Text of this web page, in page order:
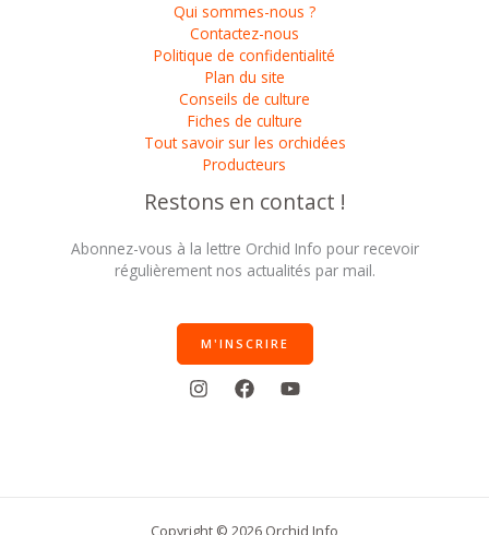
Qui sommes-nous ?
Contactez-nous
Politique de confidentialité
Plan du site
Conseils de culture
Fiches de culture
Tout savoir sur les orchidées
Producteurs
Restons en contact !
Abonnez-vous à la lettre Orchid Info pour recevoir
régulièrement nos actualités par mail.
M'INSCRIRE
Copyright © 2026 Orchid Info